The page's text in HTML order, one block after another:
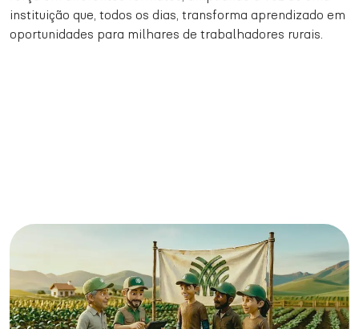
instituição que, todos os dias, transforma aprendizado em
oportunidades para milhares de trabalhadores rurais.